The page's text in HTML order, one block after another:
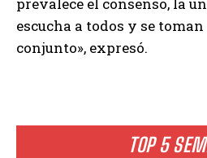
TOP 5
prevalece el consenso, la
escucha a todos y se
conjunto», expresó.